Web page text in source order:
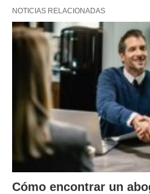
NOTICIAS RELACIONADAS
Cómo encontrar un